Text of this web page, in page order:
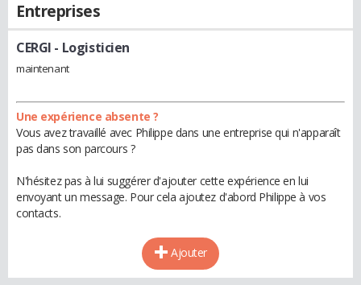
Entreprises
CERGI - Logisticien
maintenant
Une expérience absente ?
Vous avez travaillé avec Philippe dans une entreprise qui n'apparaît
pas dans son parcours ?
N'hésitez pas à lui suggérer d'ajouter cette expérience en lui
envoyant un message. Pour cela ajoutez d'abord Philippe à vos
contacts.
Ajouter